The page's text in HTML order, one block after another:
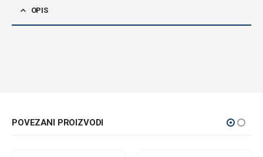
OPIS
POVEZANI PROIZVODI